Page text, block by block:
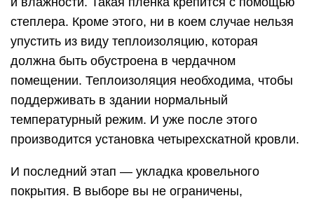
материальными возможностями и
конструктивными особенностями вашей крыши.
Главное, прикрепите материал достаточно
прочно, аккуратно, чтобы дождь не мог
проникать внутрь помещения через стыки, а
ветер – срывать фрагменты кровли.
Схема стропильной системы вальмовой крыши
но не стоит её пугаться. Самое главное
произвести все расчеты и замеры правильно, а